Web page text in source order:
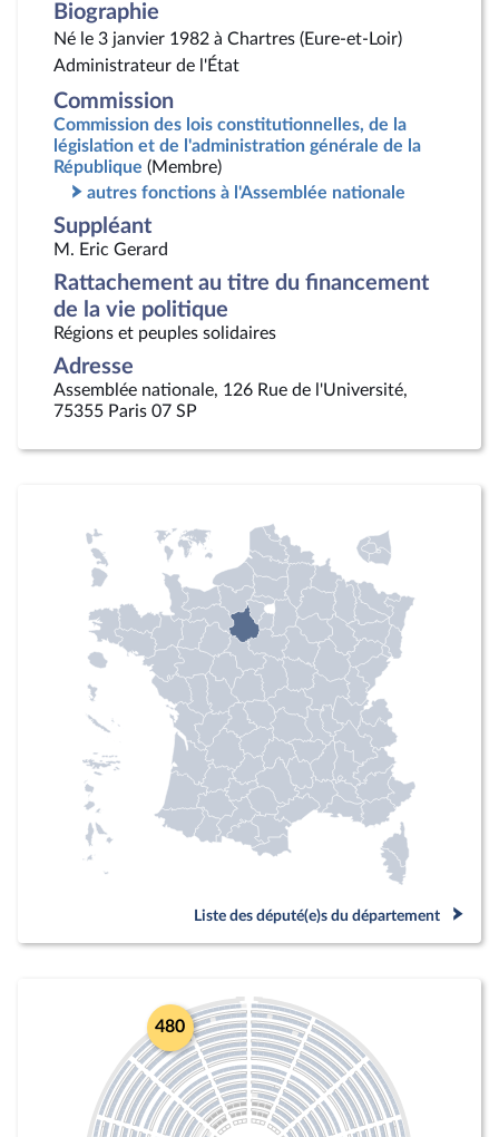
Biographie
Né le 3 janvier 1982 à Chartres (Eure-et-Loir)
Administrateur de l'État
Commission
Commission des lois constitutionnelles, de la
législation et de l'administration générale de la
République (Membre)
autres fonctions à l'Assemblée nationale
Suppléant
M. Eric Gerard
Rattachement au titre du financement
de la vie politique
Régions et peuples solidaires
Adresse
Assemblée nationale, 126 Rue de l'Université,
75355 Paris 07 SP
Liste des député(e)s du département
480